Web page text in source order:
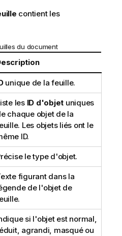
contient les
du document
unique de la feuille.
les ID d'objet uniques
chaque objet de la
Les objets liés ont le
ID.
le type d'objet.
figurant dans la
de l'objet de
si l'objet est normal,
agrandi, masqué ou